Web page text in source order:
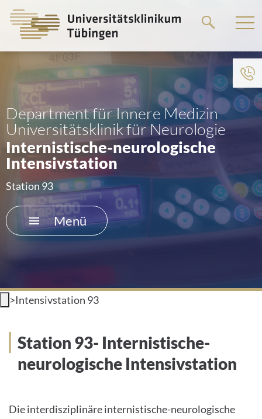
zum
Department für Innere Medizin
Universitätsklinik für Neurologie
Internistische-neurologische
Intensivstation
Station 93
Menü
Zum Menü der Einrichtung
HOME
DAS KLINIKUM
PATIENTEN &AMP; BESUCHER
MEDIZINISCHE FAKULTÄT
KARRIERE
LEICHTE SPRACHE
Deutsch
>Intensivstation 93
Station 93- Internistische-
neurologische Intensivstation
Die interdisziplinäre internistische-neurologische